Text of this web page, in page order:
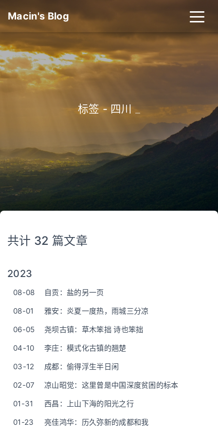
Macin's Blog
标签 - 四川_
共计 32 篇文章
2023
08-08
自贡：盐的另一页
08-01
雅安：炎夏一度热，雨城三分凉
06-05
尧坝古镇：草木笨拙 诗也笨拙
04-10
李庄：模式化古镇的翘楚
03-12
成都：偷得浮生半日闲
02-07
凉山昭觉：这里曾是中国深度贫困的标本
01-31
西昌：上山下海的阳光之行
01-23
亮佳鸿华：历久弥新的成都和我